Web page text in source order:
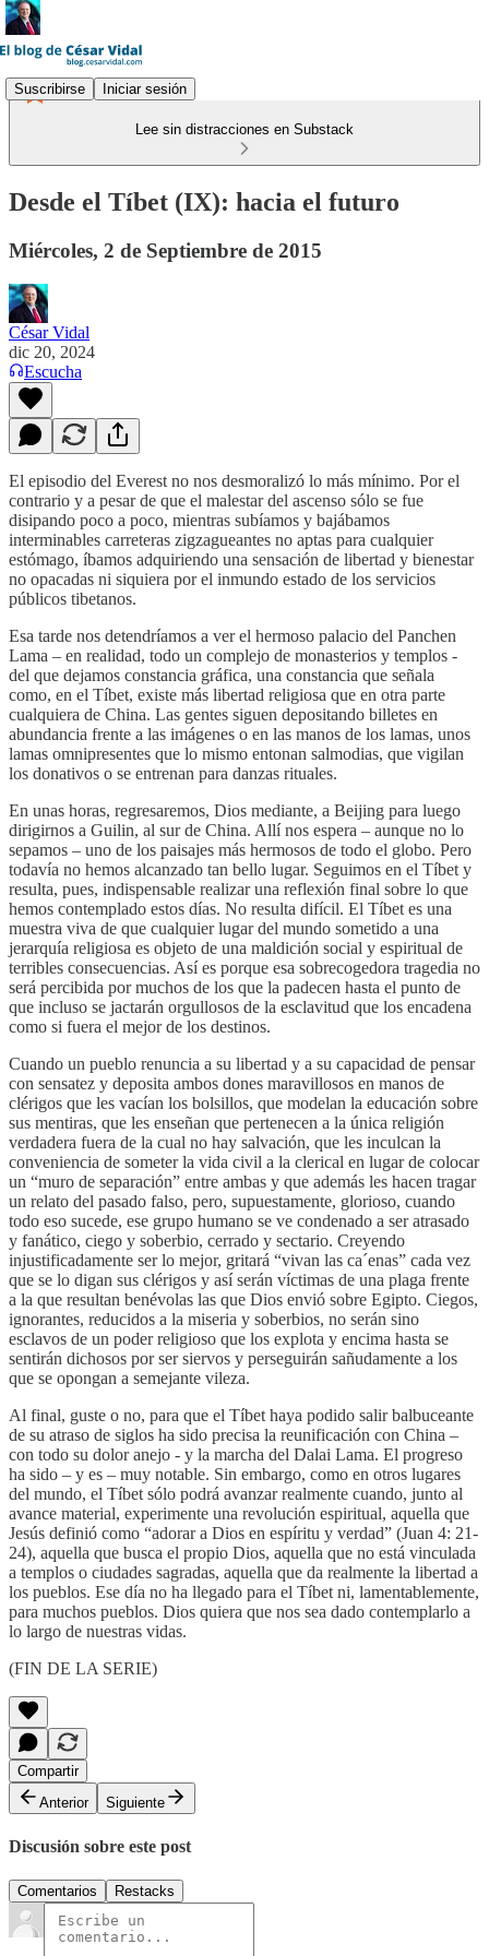
Suscribirse Iniciar sesión
Lee sin distracciones en Substack
Desde el Tíbet (IX): hacia el futuro
Miércoles, 2 de Septiembre de 2015
César Vidal
dic 20, 2024
Escucha
​El episodio del Everest no nos desmoralizó lo más mínimo. Por el
contrario y a pesar de que el malestar del ascenso sólo se fue
disipando poco a poco, mientras subíamos y bajábamos
interminables carreteras zigzagueantes no aptas para cualquier
estómago, íbamos adquiriendo una sensación de libertad y bienestar
no opacadas ni siquiera por el inmundo estado de los servicios
públicos tibetanos.
Esa tarde nos detendríamos a ver el hermoso palacio del Panchen
Lama – en realidad, todo un complejo de monasterios y templos -
del que dejamos constancia gráfica, una constancia que señala
como, en el Tíbet, existe más libertad religiosa que en otra parte
cualquiera de China. Las gentes siguen depositando billetes en
abundancia frente a las imágenes o en las manos de los lamas, unos
lamas omnipresentes que lo mismo entonan salmodias, que vigilan
los donativos o se entrenan para danzas rituales.
En unas horas, regresaremos, Dios mediante, a Beijing para luego
dirigirnos a Guilin, al sur de China. Allí nos espera – aunque no lo
sepamos – uno de los paisajes más hermosos de todo el globo. Pero
todavía no hemos alcanzado tan bello lugar. Seguimos en el Tíbet y
resulta, pues, indispensable realizar una reflexión final sobre lo que
hemos contemplado estos días. No resulta difícil. El Tíbet es una
muestra viva de que cualquier lugar del mundo sometido a una
jerarquía religiosa es objeto de una maldición social y espiritual de
terribles consecuencias. Así es porque esa sobrecogedora tragedia no
será percibida por muchos de los que la padecen hasta el punto de
que incluso se jactarán orgullosos de la esclavitud que los encadena
como si fuera el mejor de los destinos.
Cuando un pueblo renuncia a su libertad y a su capacidad de pensar
con sensatez y deposita ambos dones maravillosos en manos de
clérigos que les vacían los bolsillos, que modelan la educación sobre
sus mentiras, que les enseñan que pertenecen a la única religión
verdadera fuera de la cual no hay salvación, que les inculcan la
conveniencia de someter la vida civil a la clerical en lugar de colocar
un “muro de separación” entre ambas y que además les hacen tragar
un relato del pasado falso, pero, supuestamente, glorioso, cuando
todo eso sucede, ese grupo humano se ve condenado a ser atrasado
y fanático, ciego y soberbio, cerrado y sectario. Creyendo
injustificadamente ser lo mejor, gritará “vivan las ca´enas” cada vez
que se lo digan sus clérigos y así serán víctimas de una plaga frente
a la que resultan benévolas las que Dios envió sobre Egipto. Ciegos,
ignorantes, reducidos a la miseria y soberbios, no serán sino
esclavos de un poder religioso que los explota y encima hasta se
sentirán dichosos por ser siervos y perseguirán sañudamente a los
que se opongan a semejante vileza.
Al final, guste o no, para que el Tíbet haya podido salir balbuceante
de su atraso de siglos ha sido precisa la reunificación con China –
con todo su dolor anejo - y la marcha del Dalai Lama. El progreso
ha sido – y es – muy notable. Sin embargo, como en otros lugares
del mundo, el Tíbet sólo podrá avanzar realmente cuando, junto al
avance material, experimente una revolución espiritual, aquella que
Jesús definió como “adorar a Dios en espíritu y verdad” (Juan 4: 21-
24), aquella que busca el propio Dios, aquella que no está vinculada
a templos o ciudades sagradas, aquella que da realmente la libertad a
los pueblos. Ese día no ha llegado para el Tíbet ni, lamentablemente,
para muchos pueblos. Dios quiera que nos sea dado contemplarlo a
lo largo de nuestras vidas.
(FIN DE LA SERIE)
Compartir
Anterior
Siguiente
Discusión sobre este post
Comentarios Restacks